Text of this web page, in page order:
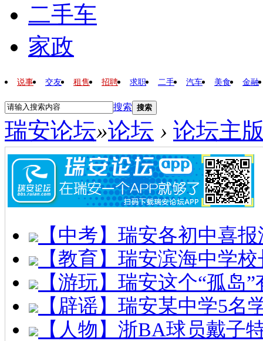
二手车
家政
说事 交友 租售 招聘 求职 二手 汽车 美食 金融
搜索 搜索
瑞安论坛»论坛 › 论坛主
【中考】瑞安各初中喜
【教育】瑞安滨海中学
【游玩】瑞安这个“孤岛
【辟谣】瑞安某中学5名
【人物】浙BA球员戴子